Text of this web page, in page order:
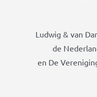
Ludwig & van
de
en De